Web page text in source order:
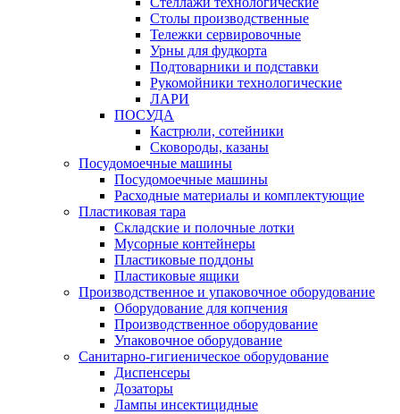
Столы производственные
Тележки сервировочные
Урны для фудкорта
Подтоварники и подставки
Рукомойники технологические
ЛАРИ
ПОСУДА
Кастрюли, сотейники
Сковороды, казаны
Посудомоечные машины
Посудомоечные машины
Расходные материалы и комплектующие
Пластиковая тара
Складские и полочные лотки
Мусорные контейнеры
Пластиковые поддоны
Пластиковые ящики
Производственное и упаковочное оборудование
Оборудование для копчения
Производственное оборудование
Упаковочное оборудование
Санитарно-гигиеническое оборудование
Диспенсеры
Дозаторы
Лампы инсектицидные